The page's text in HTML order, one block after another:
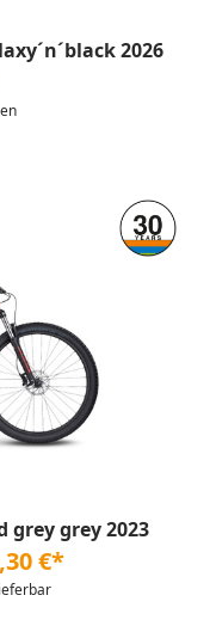
2026
grey grey 2023
€*